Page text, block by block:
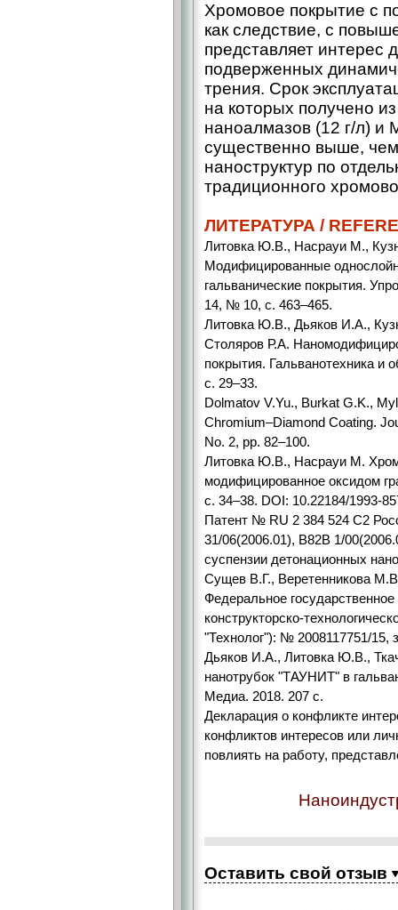
Хромовое покрытие с
как следствие, с
представляет интерес
подверженных
трения. Срок
на которых получено
наноалмазов (12 г/л) и
существенно выше,
наноструктур по
традиционного
ЛИТЕРАТУРА /
Литовка Ю.В., Насрауи М.,
Модифицированные
гальванические покрытия.
14, № 10, с. 463–465.
Литовка Ю.В., Дьяков И.А.,
Столяров Р.А.
покрытия. Гальванотехника и
с. 29–33.
Dolmatov V.Yu., Burkat G.K.,
Chromium–Diamond Coating.
No. 2, pp. 82–100.
Литовка Ю.В., Насрауи М.
модифицированное оксидом
с. 34–38. DOI: 10.22184/1993-
Патент № RU 2 384 524 C2
31/06(2006.01), B82B 1/
суспензии детонационных
Сущев В.Г., Веретенникова
Федеральное
конструкторско-
"Технолог"): № 2008117751/15,
Дьяков И.А., Литовка Ю.В.,
нанотрубок "ТАУНИТ" в
Медиа. 2018. 207 c.
Декларация о конфликте
конфликтов интересов или
повлиять на работу,
Оставить свой отзыв